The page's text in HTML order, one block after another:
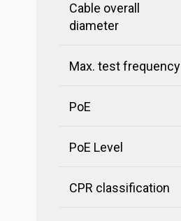
Cable overall
diameter
Max. test frequency
PoE
PoE Level
CPR classification